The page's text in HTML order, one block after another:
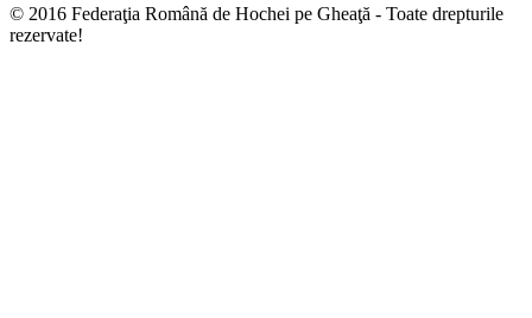
© 2016 Federaţia Română de Hochei pe Gheaţă - Toate drepturile
rezervate!